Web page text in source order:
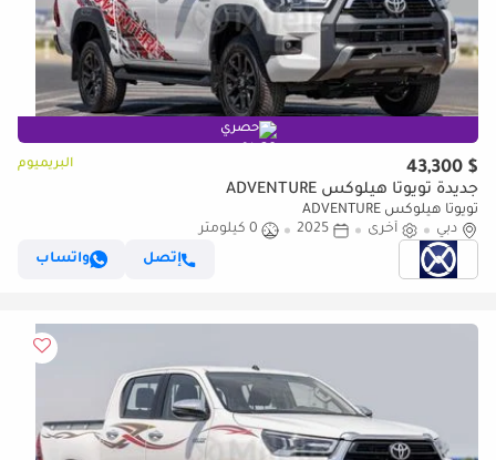
حصري
$ 43,300 البريميوم
جديدة تويوتا هيلوكس ADVENTURE
تويوتا هيلوكس ADVENTURE
دبي
أخرى 2025
0 كيلومتر
إتصل
واتساب